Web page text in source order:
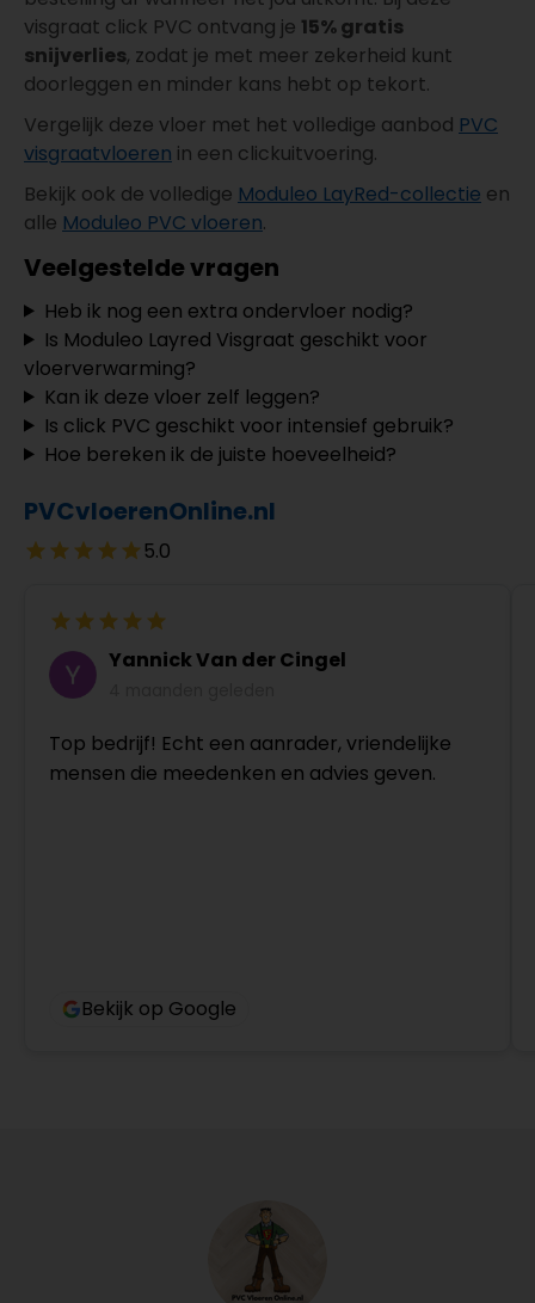
visgraat click PVC ontvang je 15% gratis
snijverlies, zodat je met meer zekerheid kunt
doorleggen en minder kans hebt op tekort.
Vergelijk deze vloer met het volledige aanbod PVC
visgraatvloeren in een clickuitvoering.
Bekijk ook de volledige Moduleo LayRed-collectie en
alle Moduleo PVC vloeren.
Veelgestelde vragen
Heb ik nog een extra ondervloer nodig?
Is Moduleo Layred Visgraat geschikt voor
vloerverwarming?
Kan ik deze vloer zelf leggen?
Is click PVC geschikt voor intensief gebruik?
Hoe bereken ik de juiste hoeveelheid?
PVCvloerenOnline.nl
5.0
Yannick Van der Cingel
Top bedrijf! Echt een aanrader, vriendelijke
mensen die meedenken en advies geven.
Bekijk op Google